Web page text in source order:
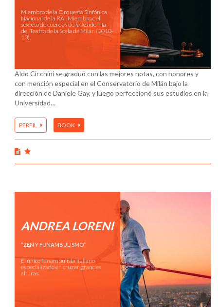
Miembro de la Orquesta Sinfónica
Nacional de la RAI. Miembro del
sexteto de cuerdas de la Academia
del Teatro de la Scala de Milán (2010-
13).
Aldo Cicchini se graduó con las mejores notas, con honores y
con mención especial en el Conservatorio de Milán bajo la
dirección de Daniele Gay, y luego perfeccionó sus estudios en la
Universidad…
PERFIL BOOK
ANDREA LORENI
“ZEN Y FUNAMBULISMO”
El único funambulista italiano
especializado en cruzar grandes
alturas.